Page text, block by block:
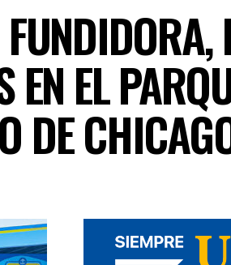
EN EL
DE